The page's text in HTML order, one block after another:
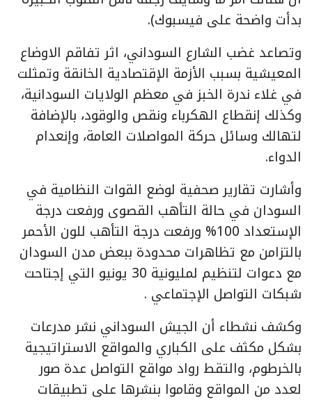
بدأت واضحة على فيسبوك).
وتصاعد غضب الشارع السوداني، اثر تفاقم الاوضاع
المعيشية بسبب الأزمة الإقتصادية الخانقة وتمثلت
في غلاء ندرة الخبز في معظم الولايات السودانية،
وكذلك إنقطاع الهكرباء ونقص والوقود، بالإضافة
لتهالك وسائل حركة المواصلات العامة، وإنعدام
الدواء.
وأشارت تقارير صحفية لوضع القوات النظامية في
السودان في حالة التأهب القصوى ورفعت درجة
الإستعداد 100% ورفعت درجة التأهب للون الأحمر
بالتزامن مع تظاهرات محدودة ببعض مدن السودان
مع دعوات لتنظيم لمليونية 30 يونيو التي إجتاحت
شبكات التواصل الإجتماعي .
وكشف نشطاء أن الجيش السوداني نشر مدرعات
بشكل مكثف على الكباري والمواقع الاستراتيجية
بالخرطوم، والتقط رواد مواقع التواصل عدة صور
لعدد من المواقع وقاموا بنشرها على تطبيقات